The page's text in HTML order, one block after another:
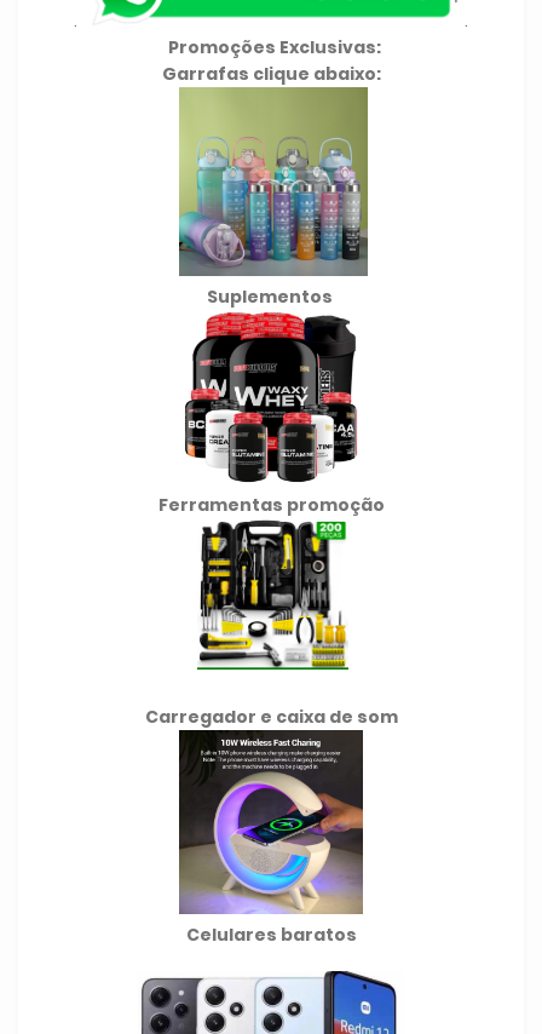
.
.
Promoções Exclusivas:
Garrafas clique abaixo:
Suplementos
Ferramentas promoção
Carregador e caixa de som
Celulares baratos